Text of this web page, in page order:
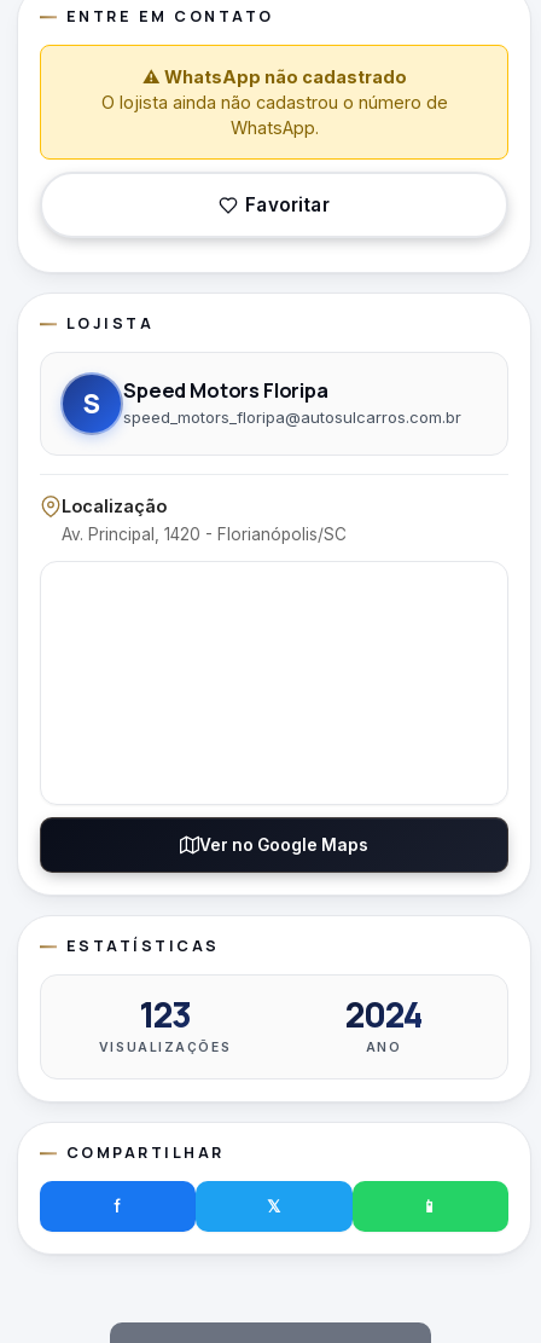
ENTRE EM CONTATO
⚠ WhatsApp não cadastrado
O lojista ainda não cadastrou o número de
WhatsApp.
Favoritar
LOJISTA
S Speed Motors Floripa
speed_motors_floripa@autosulcarros.com.br
Localização
Av. Principal, 1420 - Florianópolis/SC
Ver no Google Maps
ESTATÍSTICAS
123
VISUALIZAÇÕES
2024
ANO
COMPARTILHAR
f 𝕏 📱